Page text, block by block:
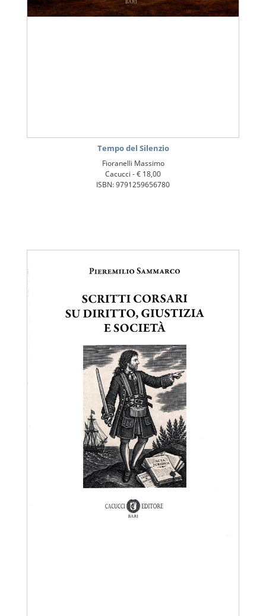
Tempo del Silenzio
Fioranelli Massimo
Cacucci -€ 18,00
ISBN: 9791259656780